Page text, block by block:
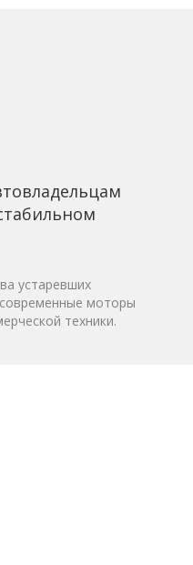
устаревших
современные моторы
техники.